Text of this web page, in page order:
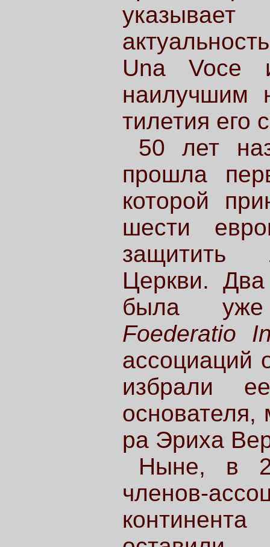
Una Voce
наилучшим
тилетия его
50 лет
прошла
которой
шести
защитить
Церкви.
была уже
Foederatio
ассоциаций
избрали
основателя,
ра Эриха
Ныне, в
членов-